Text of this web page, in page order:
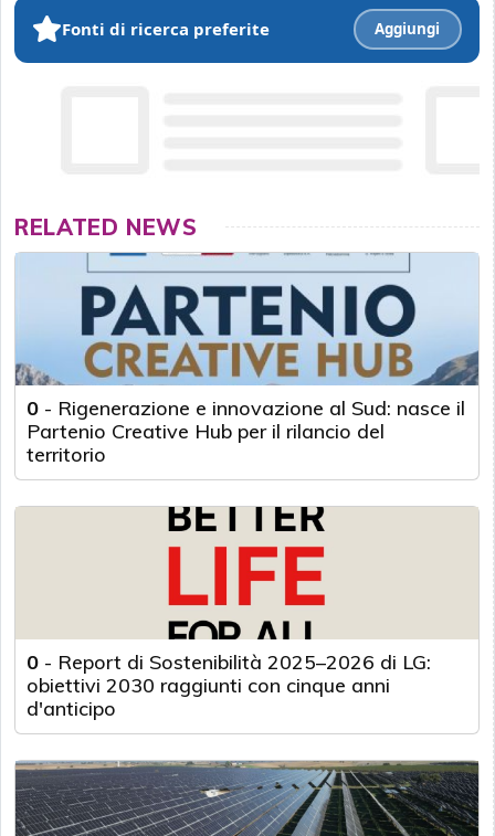
Fonti di ricerca preferite Aggiungi
RELATED NEWS
0 - Rigenerazione e innovazione al Sud: nasce il
Partenio Creative Hub per il rilancio del
territorio
0 - Report di Sostenibilità 2025–2026 di LG:
obiettivi 2030 raggiunti con cinque anni
d'anticipo